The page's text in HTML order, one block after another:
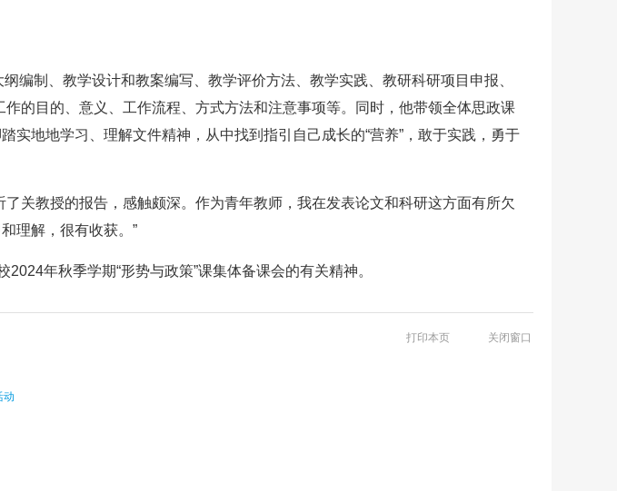
编制、教学设计和教案编写、教学评价方法、教学实践、教研科研项目申报、
的目的、意义、工作流程、方式方法和注意事项等。同时，他带领全体思政课
地地学习、理解文件精神，从中找到指引自己成长的“营养”，敢于实践，勇于
关教授的报告，感触颇深。作为青年教师，我在发表论文和科研这方面有所欠
理解，很有收获。”
年秋季学期“形势与政策”课集体备课会的有关精神。
打印本页 关闭窗口
动